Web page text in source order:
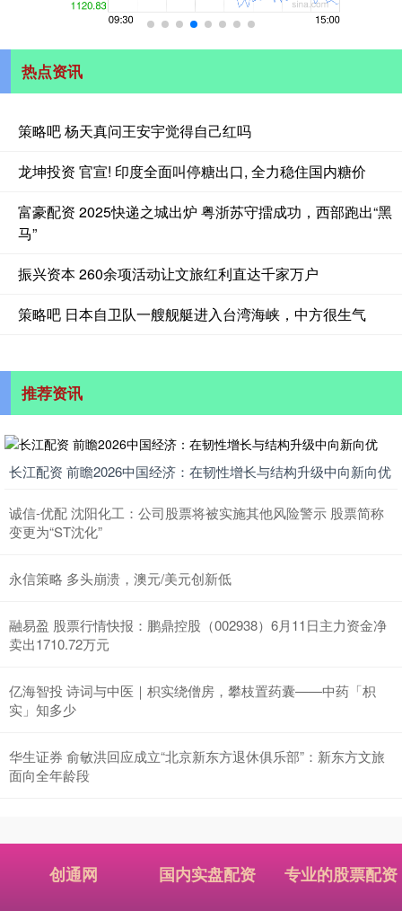
热点资讯
策略吧 杨天真问王安宇觉得自己红吗
龙坤投资 官宣! 印度全面叫停糖出口, 全力稳住国内糖价
富豪配资 2025快递之城出炉 粤浙苏守擂成功，西部跑出“黑
马”
振兴资本 260余项活动让文旅红利直达千家万户
策略吧 日本自卫队一艘舰艇进入台湾海峡，中方很生气
推荐资讯
长江配资 前瞻2026中国经济：在韧性增长与结构升级中向新向优
诚信-优配 沈阳化工：公司股票将被实施其他风险警示 股票简称
变更为“ST沈化”
永信策略 多头崩溃，澳元/美元创新低
融易盈 股票行情快报：鹏鼎控股（002938）6月11日主力资金净
卖出1710.72万元
亿海智投 诗词与中医｜枳实绕僧房，攀枝置药囊——中药「枳
实」知多少
华生证券 俞敏洪回应成立“北京新东方退休俱乐部”：新东方文旅
面向全年龄段
创通网 国内实盘配资 专业的股票配资